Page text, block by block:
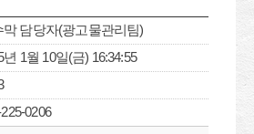
막 담당자(광고물관리팀)
년 1월 10일(금) 16:34:55
0206